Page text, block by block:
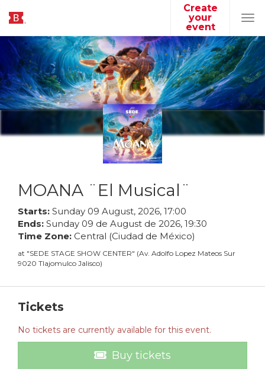
Create
your
event
MOANA ¨El Musical¨
Starts: Sunday 09 August, 2026, 17:00
Ends: Sunday 09 de August de 2026, 19:30
Time Zone: Central (Ciudad de México)
at "SEDE STAGE SHOW CENTER" (Av. Adolfo Lopez Mateos Sur
9020 Tlajomulco Jalisco)
Tickets
No tickets are currently available for this event.
Buy tickets